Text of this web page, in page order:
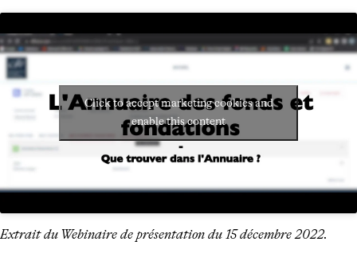
Click to accept marketing cookies and
enable this content
Extrait du Webinaire de présentation du 15 décembre 2022.